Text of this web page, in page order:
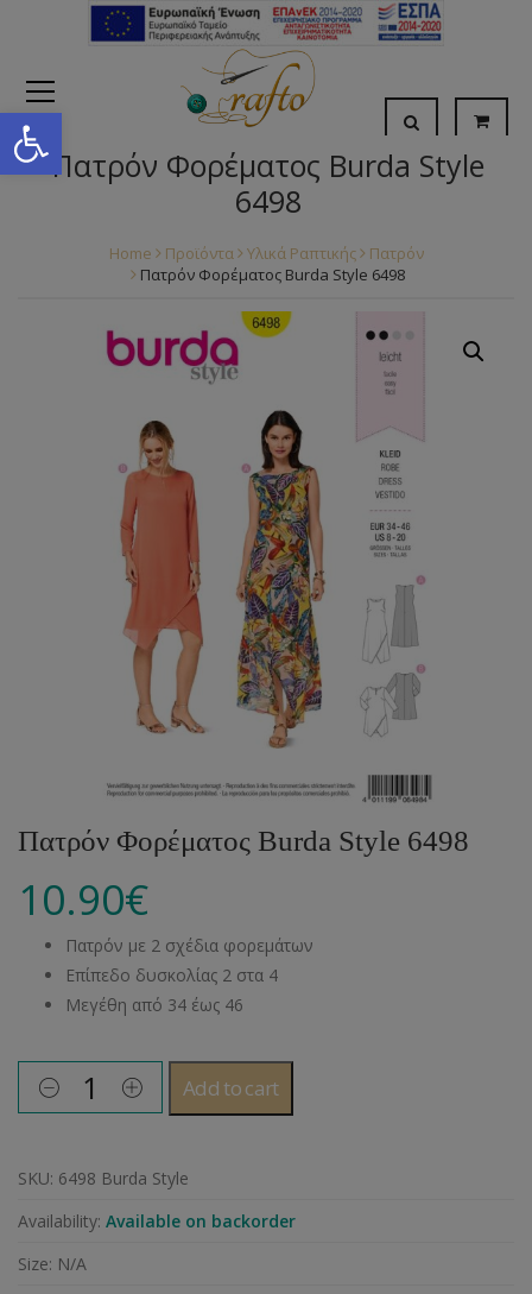
Open toolbar
Πατρόν Φορέματος Burda Style
6498
Home Προϊόντα Υλικά Ραπτικής
Πατρόν
Πατρόν Φορέματος Burda Style 6498
Πατρόν Φορέματος Burda Style 6498
10.90€
Πατρόν με 2 σχέδια φορεμάτων
Επίπεδο δυσκολίας 2 στα 4
Μεγέθη από 34 έως 46
Add to cart
SKU: 6498 Burda Style
Availability: Available on backorder
Size: N/A